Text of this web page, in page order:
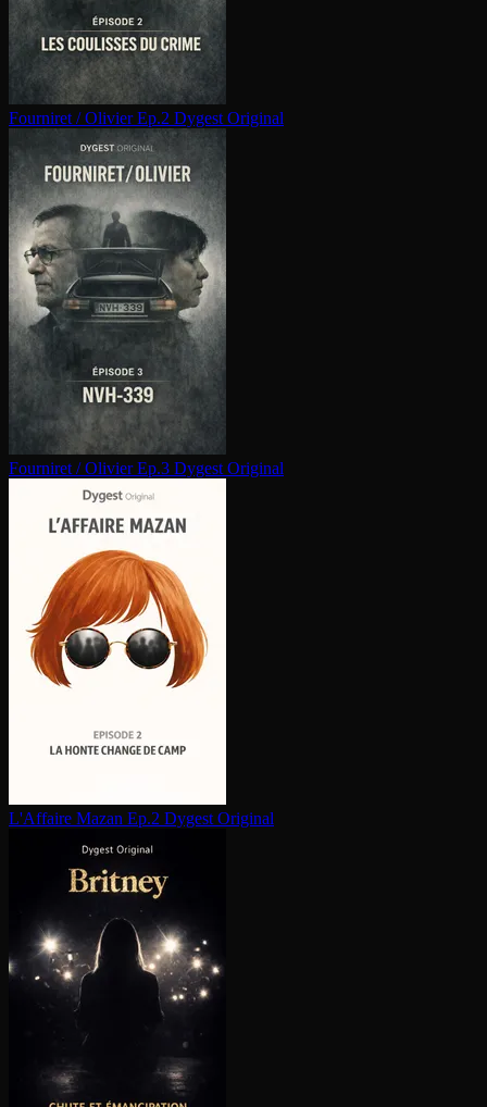
Fourniret / Olivier Ep.2 Dygest Original
Fourniret / Olivier Ep.3 Dygest Original
L'Affaire Mazan Ep.2 Dygest Original